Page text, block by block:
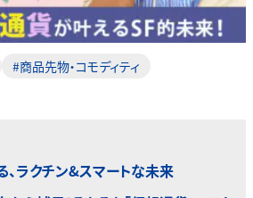
#商品先物・コモディティ
ラクチン&スマートな未来